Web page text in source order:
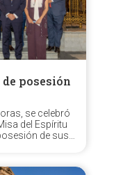
posesión
se celebró
del Espíritu
de sus
pasado...